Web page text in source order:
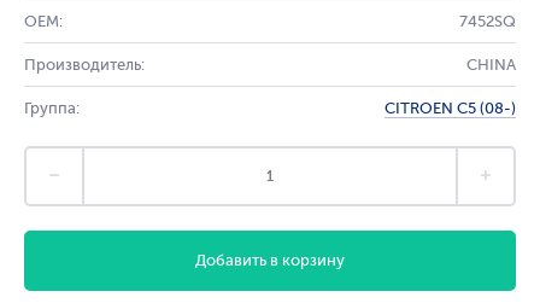
OEM: 7452SQ
Производитель: CHINA
Группа: CITROEN C5 (08-)
Добавить в корзину